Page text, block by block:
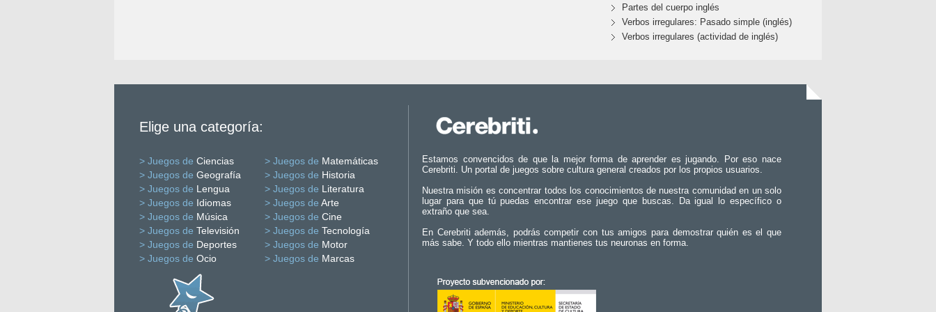
Partes del cuerpo inglés
Verbos irregulares: Pasado simple (inglés)
Verbos irregulares (actividad de inglés)
Elige una categoría:
> Juegos de Ciencias > Juegos de Matemáticas
> Juegos de Geografía > Juegos de Historia
> Juegos de Lengua > Juegos de Literatura
> Juegos de Idiomas > Juegos de Arte
> Juegos de Música > Juegos de Cine
> Juegos de Televisión > Juegos de Tecnología
> Juegos de Deportes > Juegos de Motor
> Juegos de Ocio > Juegos de Marcas
Estamos convencidos de que la mejor forma de aprender es jugando. Por eso nace
Cerebriti. Un portal de juegos sobre cultura general creados por los propios usuarios.
Nuestra misión es concentrar todos los conocimientos de nuestra comunidad en un solo
lugar para que tú puedas encontrar ese juego que buscas. Da igual lo específico o
extraño que sea.
En Cerebriti además, podrás competir con tus amigos para demostrar quién es el que
más sabe. Y todo ello mientras mantienes tus neuronas en forma.